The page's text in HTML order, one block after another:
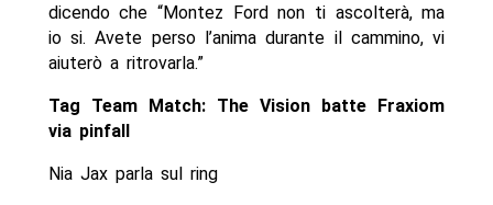
dicendo che “Montez Ford non ti ascolterà, ma
io si. Avete perso l’anima durante il cammino, vi
aiuterò a ritrovarla.”
Tag Team Match: The Vision batte Fraxiom
via pinfall
Nia Jax parla sul ring